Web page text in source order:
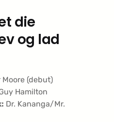
die
og lad
Moore (debut)
Hamilton
Dr. Kananga/Mr.